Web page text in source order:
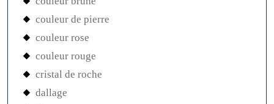
couleur de pierre
couleur rose
couleur rouge
cristal de roche
dallage